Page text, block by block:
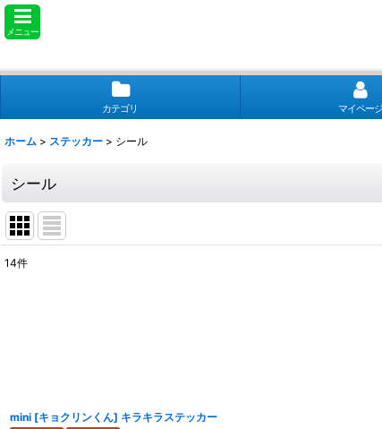
メニュー
カテゴリ マイページ
ホーム > ステッカー > シール
シール
14件
mini [キョクリンくん] キラキラステッカー